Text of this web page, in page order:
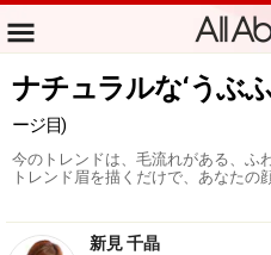
ナチュラルな‘うぶ
ージ目)
今のトレンドは、毛流れがある、ふ
トレンド眉を描くだけで、あなたの
新見 千晶